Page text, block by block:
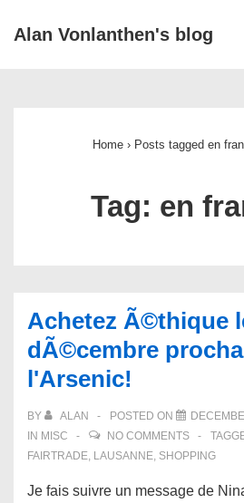
SkipAlan Vonlanthen's blog
Home › Posts tagged en
Tag: en
Achetez Ã©thique
dÃ©cembre
l'Arsenic!
BY ALAN POSTED ON
IN MISC NO COMMENTS
FAIRTRADE, LAUSANNE, SHOPPING
Je fais suivre un message de